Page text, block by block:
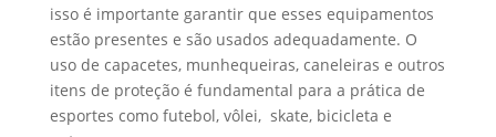
isso é importante garantir que esses equipamentos
estão presentes e são usados ​​adequadamente. O
uso de capacetes, munhequeiras, caneleiras e outros
itens de proteção é fundamental para a prática de
esportes como futebol, vôlei, skate, bicicleta e